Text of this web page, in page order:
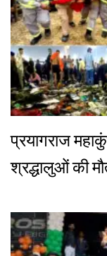
प्रयागराज
श्रद्धालुओं की